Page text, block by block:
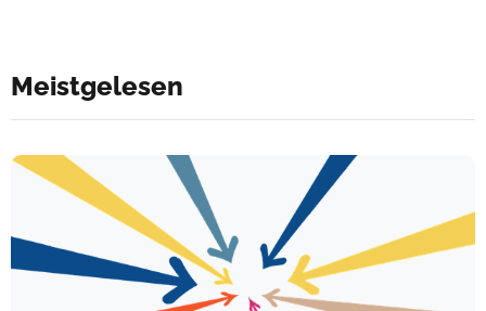
Meistgelesen